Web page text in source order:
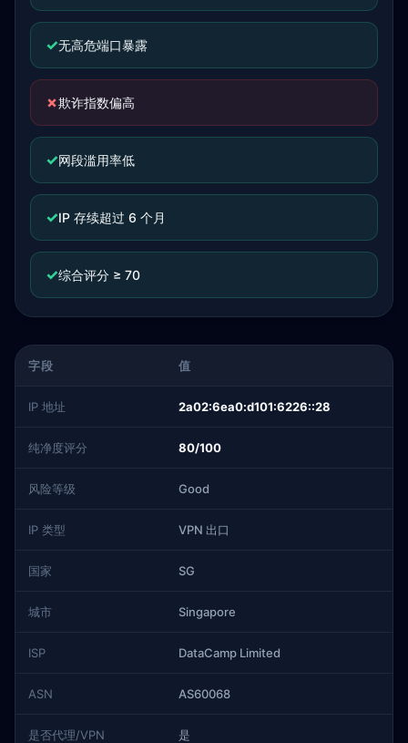
✓无高危端口暴露
✗欺诈指数偏高
✓网段滥用率低
✓IP 存续超过 6 个月
✓综合评分 ≥ 70
字段 值
IP 地址 2a02:6ea0:d101:6226::28
纯净度评分 80/100
风险等级 Good
IP 类型 VPN 出口
国家 SG
城市 Singapore
ISP DataCamp Limited
ASN AS60068
是否代理/VPN 是